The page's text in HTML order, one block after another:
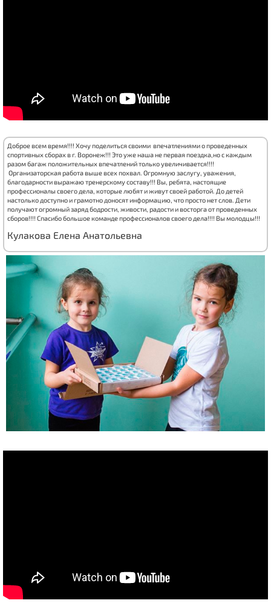
Доброе всем время!!!! Хочу поделиться своими впечатлениями о проведенных
спортивных сборах в г. Воронеж!!! Это уже наша не первая поездка,но с каждым
разом багаж положительных впечатлений только увеличивается!!!!
Организаторская работа выше всех похвал. Огромную заслугу, уважения,
благодарности выражаю тренерскому составу!!! Вы, ребята, настоящие
профессионалы своего дела, которые любят и живут своей работой. До детей
настолько доступно и грамотно доносят информацию, что просто нет слов. Дети
получают огромный заряд бодрости, живости, радости и восторга от проведенных
сборов!!!! Спасибо большое команде профессионалов своего дела!!!! Вы молодцы!!!
Кулакова Елена Анатольевна